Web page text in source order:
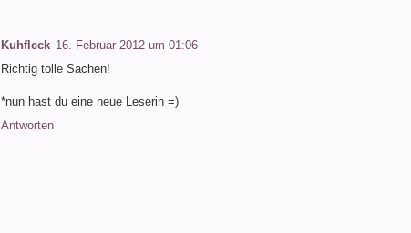
Kuhfleck 16. Februar 2012 um 01:06
Richtig tolle Sachen!
*nun hast du eine neue Leserin =)
Antworten